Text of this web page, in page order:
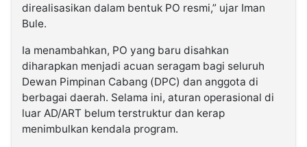
direalisasikan dalam bentuk PO resmi,” ujar Iman
Bule.
Ia menambahkan, PO yang baru disahkan
diharapkan menjadi acuan seragam bagi seluruh
Dewan Pimpinan Cabang (DPC) dan anggota di
berbagai daerah. Selama ini, aturan operasional di
luar AD/ART belum terstruktur dan kerap
menimbulkan kendala program.